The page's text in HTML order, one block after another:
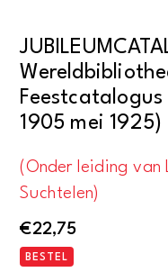
1905 mei 1925)
(Onder leiding van
Suchtelen)
€22,75
BESTEL